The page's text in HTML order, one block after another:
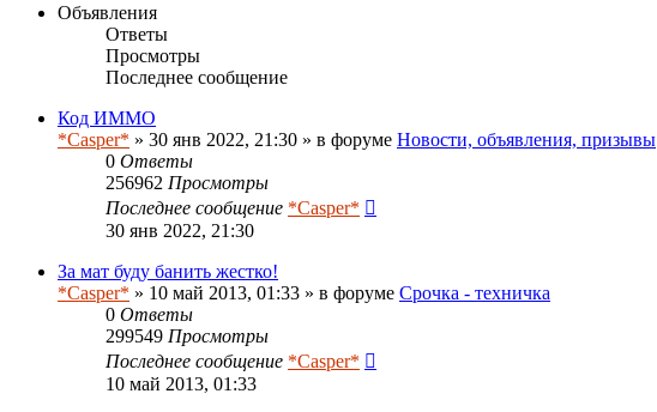
Объявления
Ответы
Просмотры
Последнее сообщение
Код ИММО
*Casper* » 30 янв 2022, 21:30 » в форуме Новости, объявления, призывы
0 Ответы
256962 Просмотры
Последнее сообщение *Casper*
30 янв 2022, 21:30
За мат буду банить жестко!
*Casper* » 10 май 2013, 01:33 » в форуме Срочка - техничка
0 Ответы
299549 Просмотры
Последнее сообщение *Casper*
10 май 2013, 01:33